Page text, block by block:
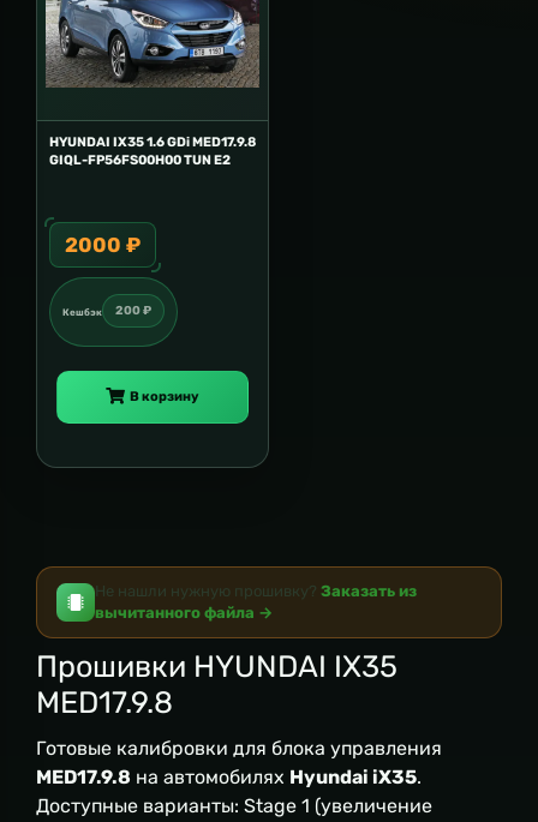
HYUNDAI IX35 1.6 GDi MED17.9.8
GIQL-FP56FS00H00 TUN E2
2000 ₽
Кешбэк 200 ₽
В корзину
Не нашли нужную прошивку? Заказать из
вычитанного файла →
Прошивки HYUNDAI IX35
MED17.9.8
Готовые калибровки для блока управления
MED17.9.8 на автомобилях Hyundai iX35.
Доступные варианты: Stage 1 (увеличение